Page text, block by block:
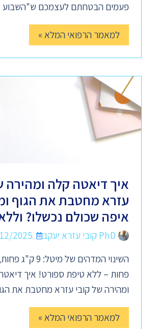
פעמים הבטחתם לעצמכם ש"השבוע
למאמר הרפואי המלא »
איך דיאטה קלה ומהירה
עזרא מחטבת את הגוף
איפה שכולם נכשלו?
PhD קובי עזרא יעקב
2025
פחות – ללא טיפת ספורט! איך
ומהירה של קובי עזרא מחטבת את
למאמר הרפואי המלא »